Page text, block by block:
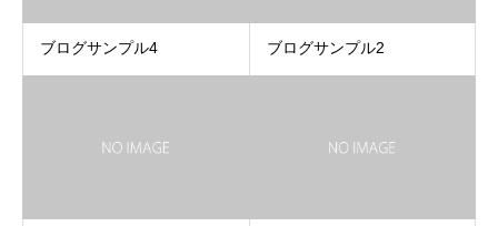
ブログサンプル4 ブログサンプル2